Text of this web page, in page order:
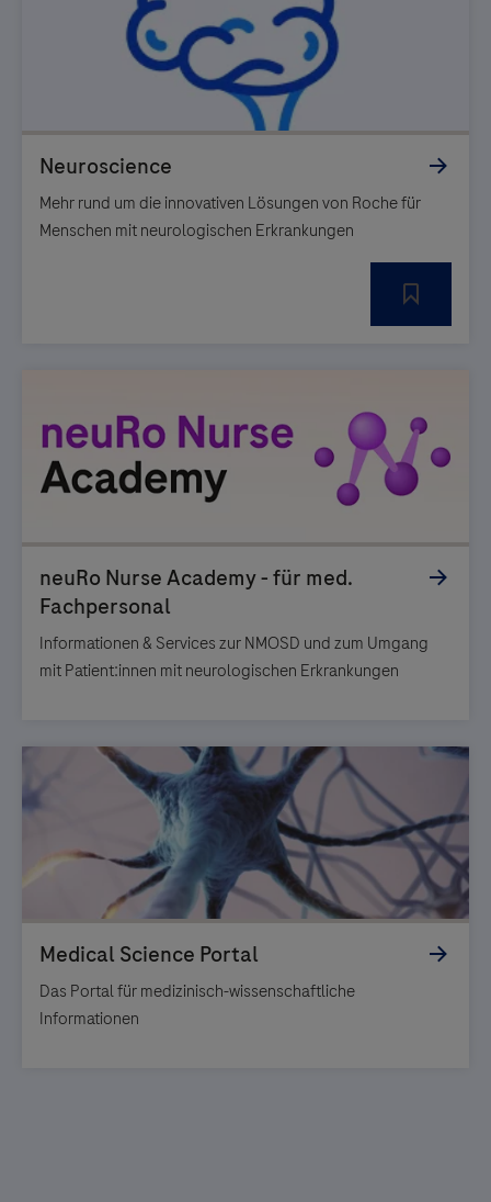
Mehr rund um die innovativen Lösungen von Roche für
Menschen mit neurologischen Erkrankungen
Informationen & Services zur NMOSD und zum Umgang
mit Patient:innen mit neurologischen Erkrankungen
Das Portal für medizinisch-wissenschaftliche
Informationen